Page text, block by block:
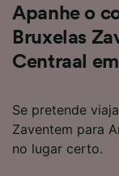
Apanhe o
Bruxelas
Centraal
Se pretende
Zaventem para
no lugar certo.